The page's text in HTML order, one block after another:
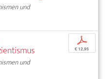
und
und
p
€ 12,95